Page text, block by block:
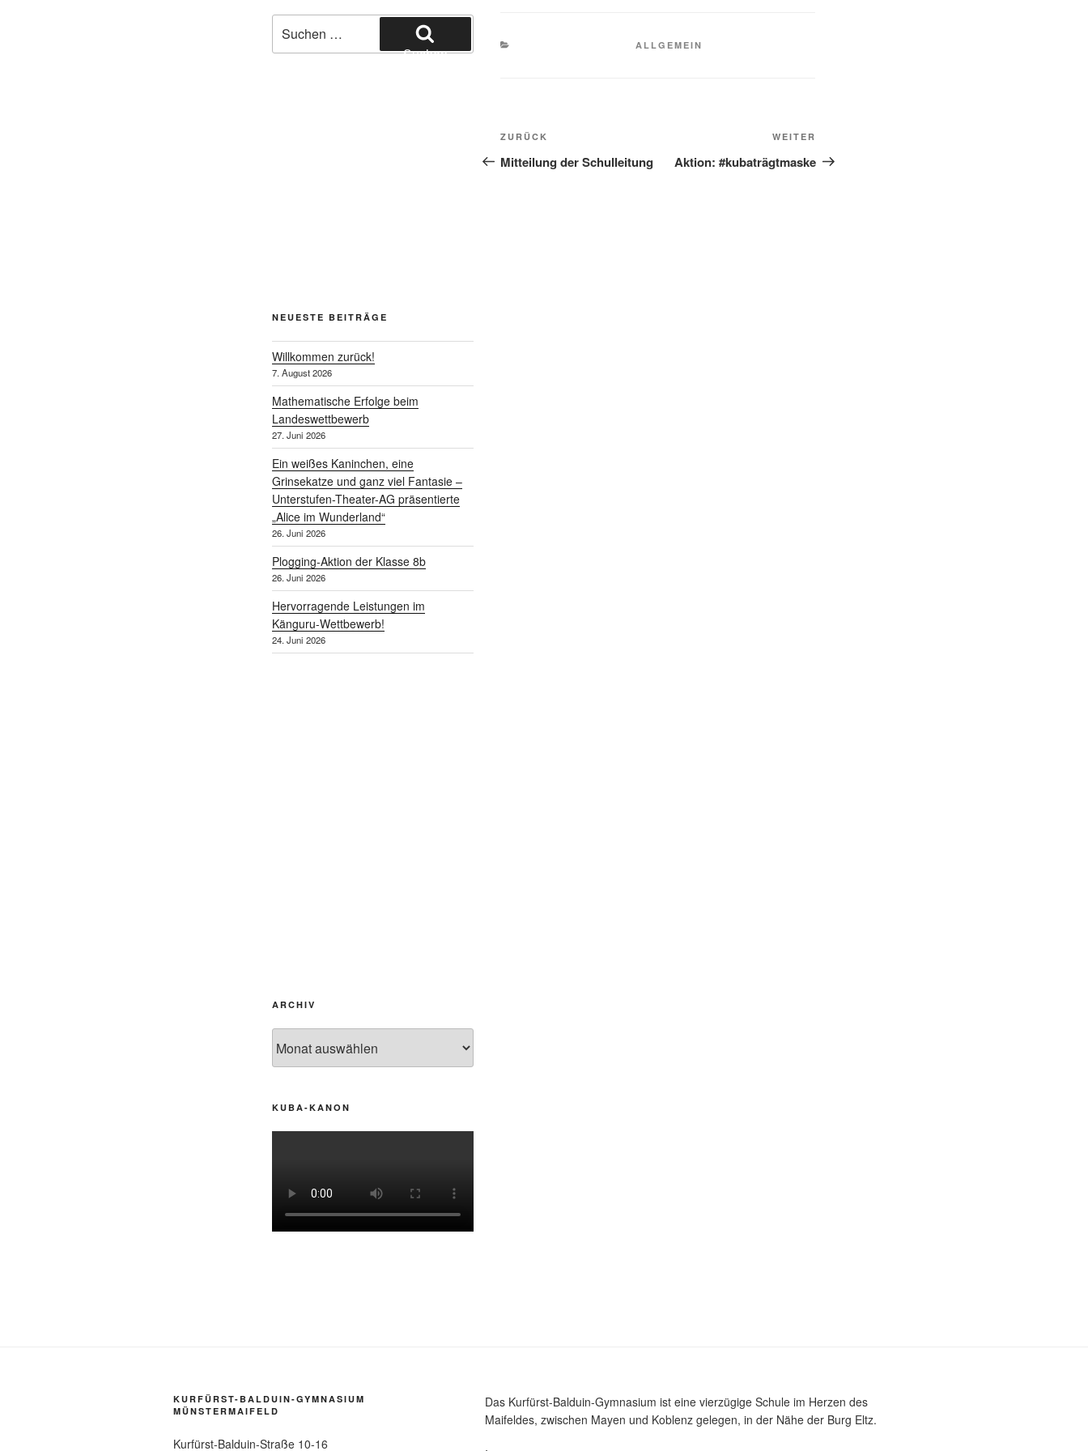
KATEGORIEN
ALLGEMEIN
Beitragsnavigation
Vorheriger
Beitrag
ZURÜCK
Mitteilung der Schulleitung
Beitrag
WEITER
Aktion: #kubaträgtmaske
nach:
Suchen
NEUESTE BEITRÄGE
Willkommen zurück!
7. August 2026
Mathematische Erfolge beim
Landeswettbewerb
27. Juni 2026
Ein weißes Kaninchen, eine
Grinsekatze und ganz viel Fantasie –
Unterstufen-Theater-AG präsentierte
„Alice im Wunderland“
26. Juni 2026
Plogging-Aktion der Klasse 8b
26. Juni 2026
Hervorragende Leistungen im
Känguru-Wettbewerb!
24. Juni 2026
ARCHIV
KUBA-KANON
KURFÜRST-BALDUIN-GYMNASIUM
MÜNSTERMAIFELD
Kurfürst-Balduin-Straße 10-16
Das Kurfürst-Balduin-Gymnasium ist eine vierzügige Schule im Herzen des
Maifeldes, zwischen Mayen und Koblenz gelegen, in der Nähe der Burg Eltz.